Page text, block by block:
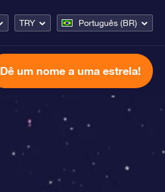
TRY Português (BR)
Dê um nome a uma estrela!